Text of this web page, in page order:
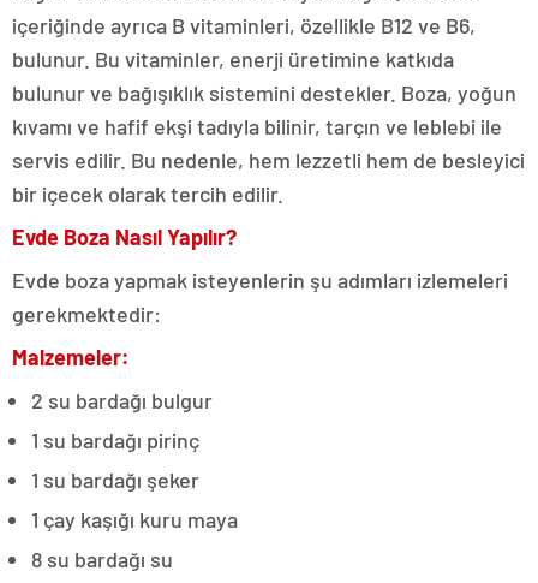
içeriğinde ayrıca B vitaminleri, özellikle B12 ve B6,
bulunur. Bu vitaminler, enerji üretimine katkıda
bulunur ve bağışıklık sistemini destekler. Boza, yoğun
kıvamı ve hafif ekşi tadıyla bilinir, tarçın ve leblebi ile
servis edilir. Bu nedenle, hem lezzetli hem de besleyici
bir içecek olarak tercih edilir.
Evde Boza Nasıl Yapılır?
Evde boza yapmak isteyenlerin şu adımları izlemeleri
gerekmektedir:
Malzemeler:
2 su bardağı bulgur
1 su bardağı pirinç
1 su bardağı şeker
1 çay kaşığı kuru maya
8 su bardağı su